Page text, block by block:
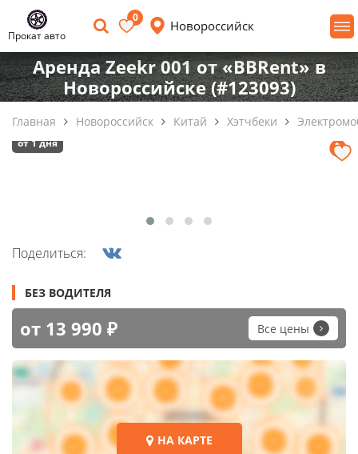
Прокат авто
0
Новороссийск
Аренда Zeekr 001 от «BBRent» в
Новороссийске (#123093)
Главная Новороссийск Китай Хэтчбеки
от 1 дня
Поделиться:
БЕЗ ВОДИТЕЛЯ
от 13 990 ₽ Все цены
НА КАРТЕ